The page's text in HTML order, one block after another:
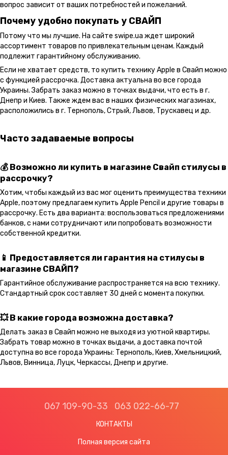
вопрос зависит от ваших потребностей и пожеланий.
Почему удобно покупать у СВАЙП
Потому что мы лучшие. На сайте swipe.ua ждет широкий
ассортимент товаров по привлекательным ценам. Каждый
подлежит гарантийному обслуживанию.
Если не хватает средств, то купить технику Apple в Свайп можно
с функцией рассрочка. Доставка актуальна во все города
Украины. Забрать заказ можно в точках выдачи, что есть в г.
Днепр и Киев. Также ждем вас в наших физических магазинах,
расположились в г. Тернополь, Стрый, Львов, Трускавец и др.
Часто задаваемые вопросы
💰 Возможно ли купить в магазине Свайп стилусы в
рассрочку?
Хотим, чтобы каждый из вас мог оценить преимущества техники
Apple, поэтому предлагаем купить Apple Pencil и другие товары в
рассрочку. Есть два варианта: воспользоваться предложениями
банков, с нами сотрудничают или попробовать возможности
собственной кредитки.
📱 Предоставляется ли гарантия на стилусы в
магазине СВАЙП?
Гарантийное обслуживание распространяется на всю технику.
Стандартный срок составляет 30 дней с момента покупки.
💥 В какие города возможна доставка?
Делать заказ в Свайп можно не выходя из уютной квартиры.
Забрать товар можно в точках выдачи, а доставка почтой
доступна во все города Украины: Тернополь, Киев, Хмельницкий,
Львов, Винница, Луцк, Черкассы, Днепр и другие.
067 109-90-33 063 022-66-77
КОНТАКТЫ
Полная версия сайта